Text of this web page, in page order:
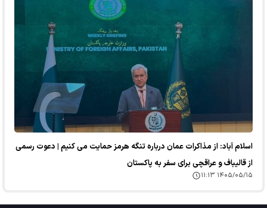
اسلام آباد: از مذاکرات عمان درباره تنگه هرمز حمایت می کنیم | دعوت رسمی
از قالیباف و عراقچی برای سفر به پاکستان
۱۴۰۵/۰۵/۱۵ ۱۱:۱۳